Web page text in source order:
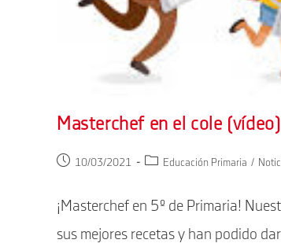
Masterchef en el cole (vídeo)
Publicación
entrada:
10/03/2021
Categoría
entrada:
Educación Primaria /
¡Masterchef en 5º de Primaria!
sus mejores recetas y han podido